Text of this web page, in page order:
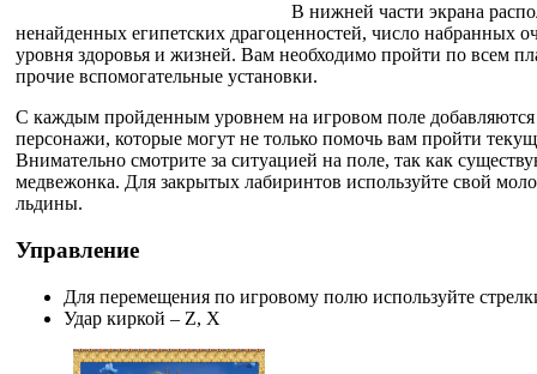
В нижней части экрана
ненайденных египетских драгоценностей, число набранных
уровня здоровья и жизней. Вам необходимо пройти по всем
прочие вспомогательные установки.
С каждым пройденным уровнем на игровом поле
персонажи, которые могут не только помочь вам пройти
Внимательно смотрите за ситуацией на поле, так как
медвежонка. Для закрытых лабиринтов используйте свой
льдины.
Управление
Для перемещения по игровому полю используйте
Удар киркой – Z, X